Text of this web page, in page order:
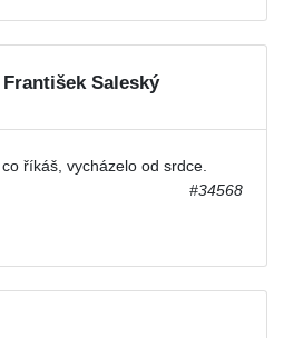
Saleský
říkáš, vycházelo od srdce.
#34568